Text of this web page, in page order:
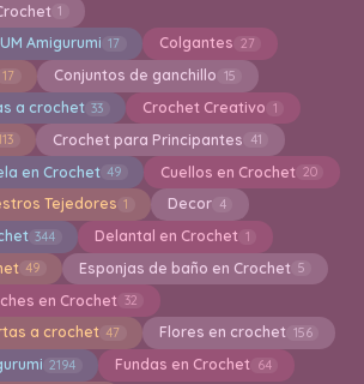
1
Amigurumi 17 Colgantes 27
17 Conjuntos de ganchillo 15
a crochet 33 Crochet Creativo 1
Crochet para Principantes 41
en Crochet 49 Cuellos en Crochet 20
Tejedores 1 Decor 4
344 Delantal en Crochet 1
49 Esponjas de baño en Crochet 5
en Crochet 32
a crochet 47 Flores en crochet 156
2194 Fundas en Crochet 64